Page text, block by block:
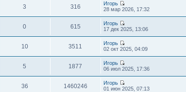
3 316
Игорь
28 мар 2026, 17:32
0 615
Игорь
17 дек 2025, 13:06
10 3511
Игорь
02 окт 2025, 04:09
5 1877
Игорь
06 июл 2025, 17:36
36 1460246
Игорь
01 июн 2025, 07:13